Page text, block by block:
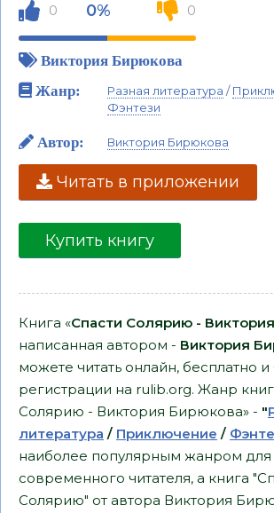
0 0% 0
Виктория Бирюкова
Жанр:
Разная литература /
Фэнтези
Автор: Виктория Бирюкова
Читать в приложении
Купить книгу
Книга «Спасти Солярию -
написанная автором - Виктория
можете читать онлайн, бесплатно и
регистрации на rulib.org. Жанр
Солярию - Виктория Бирюкова» - "
литература / Приключение /
наиболее популярным жанром для
современного читателя, а книга
Солярию" от автора Виктория